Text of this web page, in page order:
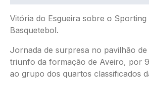
Vitória do Esgueira sobre o Sporting
Basquetebol.
Jornada de surpresa no pavilhão de
triunfo da formação de Aveiro, por
ao grupo dos quartos classificados